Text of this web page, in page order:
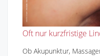
Oft nur kurzfristige
Ob Akupunktur,